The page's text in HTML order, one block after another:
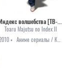
Toaru Majutsu no Index II
•